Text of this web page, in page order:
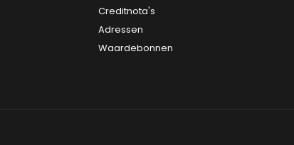
Creditnota's
Adressen
Waardebonnen